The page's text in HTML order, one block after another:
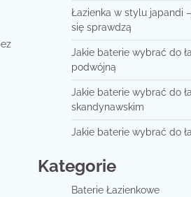
Łazienka w stylu japandi
się sprawdzą
Jakie baterie wybrać do
podwójną
Jakie baterie wybrać do
skandynawskim
Jakie baterie wybrać do
Kategorie
Baterie Łazienkowe